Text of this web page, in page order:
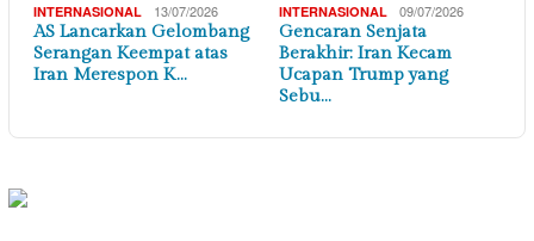
INTERNASIONAL 13/07/2026
AS Lancarkan Gelombang
Serangan Keempat atas
Iran Merespon K…
INTERNASIONAL 09/07/2026
Gencaran Senjata
Berakhir: Iran Kecam
Ucapan Trump yang
Sebu…